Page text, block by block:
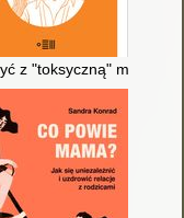
i negatywne myśli,
z "toksyczną" matką